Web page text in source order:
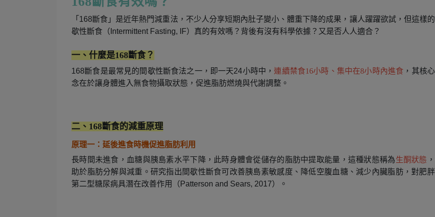
「168斷食」是近年熱門減重法，不少人分享短期內肚子變小、體重下降的成果，讓人躍躍欲試，但這樣
歇性斷食（Intermittent Fasting, IF）真的有效嗎？背後有沒有科學依據？又是否人人適合？
一、什麼是168斷食？
168斷食是最常見的間歇性斷食法之一，即一天24小時中，連續禁食16小時、集中在8小時內進食 ，其核
念在於讓身體進入無食物攝取狀態，促進脂肪燃燒與代謝調整。
二、168斷食的減重原理
原理一：延後進食時機促進脂肪利用
長時間未進食，血糖與胰島素水平下降，此時身體會從儲存的脂肪中提取能量，這種狀態稱為生酮狀態
助於脂肪分解與減重。研究指出間歇性斷食可改善胰島素敏感度、降低空腹血糖、減少內臟脂肪，對肥胖
第二型糖尿病具潛在改善作用（Patterson and Sears, 2017）。